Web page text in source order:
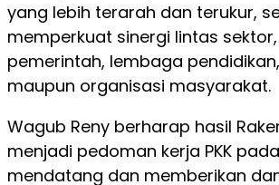
yang lebih terarah dan terukur,
memperkuat sinergi lintas
pemerintah, lembaga
maupun organisasi masyarakat.
Wagub Reny berharap hasil
menjadi pedoman kerja PKK
mendatang dan memberikan